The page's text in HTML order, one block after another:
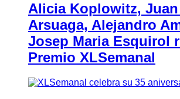
Alicia Koplowitz,
Arsuaga, Alejandro
Josep Maria Esquirol
Premio XLSemanal